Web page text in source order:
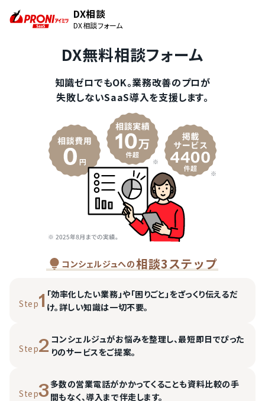
DX相談
DX相談フォーム
DX無料相談フォーム
知識ゼロでもOK。業務改善のプロが
失敗しないSaaS導入を支援します。
コンシェルジュへの相談3ステップ
Step1 「効率化したい業務」や「困りごと」をざっくり伝えるだ
け。詳しい知識は一切不要。
Step2 コンシェルジュがお悩みを整理し、最短即日でぴった
りのサービスをご提案。
Step3多数の営業電話がかかってくることも資料比較の手
間もなく、導入まで伴走します。